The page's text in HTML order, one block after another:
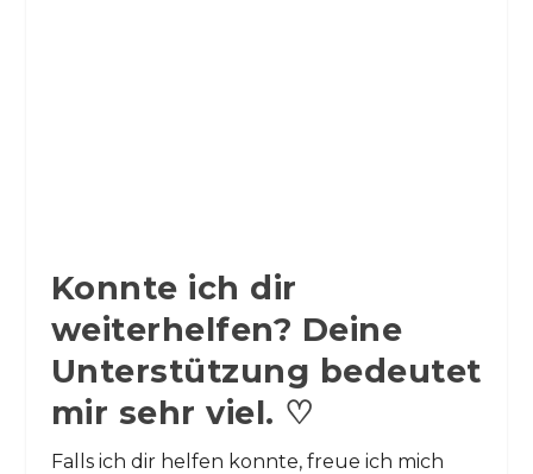
Konnte ich dir
weiterhelfen? Deine
Unterstützung bedeutet
mir sehr viel. ♡
Falls ich dir helfen konnte, freue ich mich